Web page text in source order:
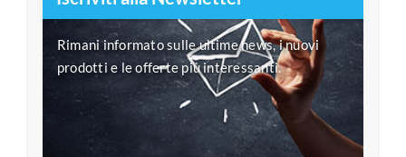
Rimani informato sulle ultime news, i nuovi
prodotti e le offerte più interessanti.